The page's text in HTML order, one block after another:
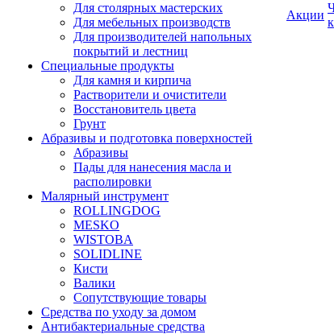
Для столярных мастерских
Для мебельных производств
Для производителей напольных
покрытий и лестниц
Специальные продукты
Для камня и кирпича
Растворители и очистители
Восстановитель цвета
Грунт
Абразивы и подготовка поверхностей
Абразивы
Пады для нанесения масла и
располировки
Малярный инструмент
ROLLINGDOG
MESKO
WISTOBA
SOLIDLINE
Кисти
Валики
Сопутствующие товары
Средства по уходу за домом
Антибактериальные средства
Акции